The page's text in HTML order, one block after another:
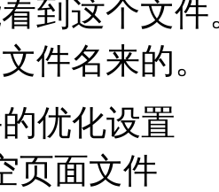
到这个文
件名来的。
优化设置
页面文件